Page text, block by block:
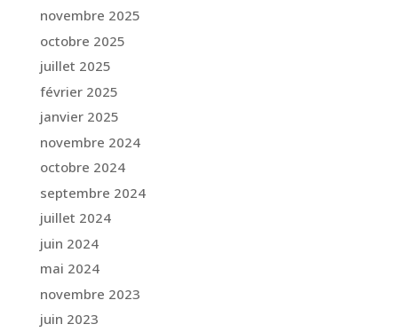
novembre 2025
octobre 2025
juillet 2025
février 2025
janvier 2025
novembre 2024
octobre 2024
septembre 2024
juillet 2024
juin 2024
mai 2024
novembre 2023
juin 2023